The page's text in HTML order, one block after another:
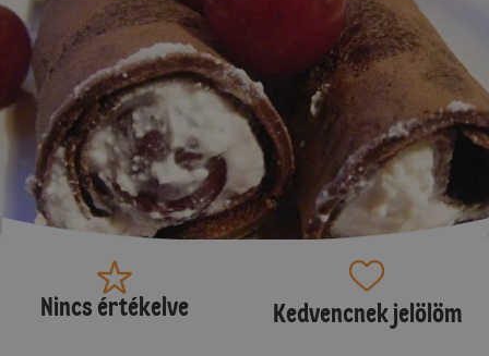
Nincs értékelve Kedvencnek jelölöm